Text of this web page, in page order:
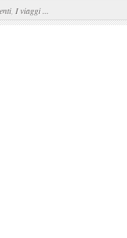
, I viaggi ...